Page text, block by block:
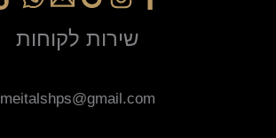
שירות לקוחות
meitalshps@gmail.com